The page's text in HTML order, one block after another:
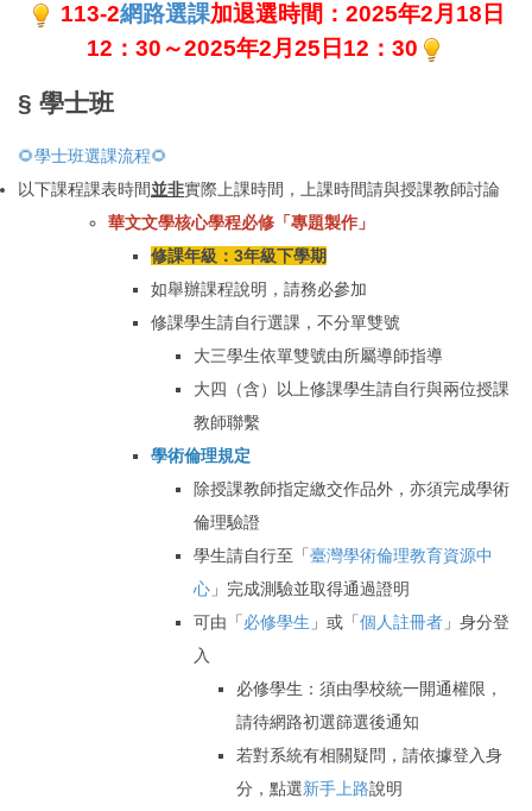
113-2網路選課加退選時間：2025年2月18日
12：30～2025年2月25日12：30
§ 學士班
🌻學士班選課流程🌻
以下課程課表時間並非實際上課時間，上課時間請與授課教師討論
華文文學核心學程必修「專題製作 」
修課年級：3年級下學期
如舉辦課程說明，請務必參加
修課學生請自行選課，不分單雙號
大三學生依單雙號由所屬導師指導
大四（含）以上修課學生請自行與兩位授課
教師聯繫
學術倫理規定
除授課教師指定繳交作品外，亦須完成學術
倫理驗證
學生請自行至「 臺灣學術倫理教育資源中
心 」完成測驗並取得通過證明
可由「 必修學生 」或「 個人註冊者 」身分登
入
必修學生：須由學校統一開通權限，
請待網路初選篩選後通知
若對系統有相關疑問，請依據登入身
分，點選新手上路說明